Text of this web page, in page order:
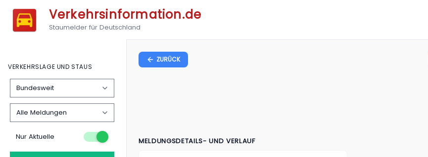
Verkehrsinformation.de
Staumelder für Deutschland
VERKEHRSLAGE UND STAUS
Nur Aktuelle
ZURÜCK
MELDUNGSDETAILS- UND VERLAUF